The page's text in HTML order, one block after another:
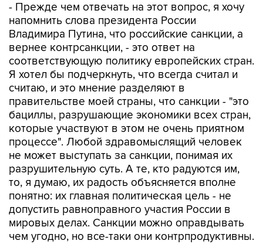
- Прежде чем отвечать на этот вопрос, я хочу
напомнить слова президента России
Владимира Путина, что российские санкции, а
вернее контрсанкции, - это ответ на
соответствующую политику европейских стран.
Я хотел бы подчеркнуть, что всегда считал и
считаю, и это мнение разделяют в
правительстве моей страны, что санкции - "это
бациллы, разрушающие экономики всех стран,
которые участвуют в этом не очень приятном
процессе". Любой здравомыслящий человек
не может выступать за санкции, понимая их
разрушительную суть. А те, кто радуются им,
то, я думаю, их радость объясняется вполне
понятно: их главная политическая цель - не
допустить равноправного участия России в
мировых делах. Санкции можно оправдывать
чем угодно, но все-таки они контрпродуктивны.